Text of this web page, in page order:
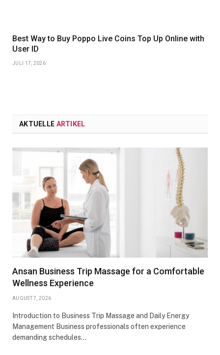
Best Way to Buy Poppo Live Coins Top Up Online with
User ID
JULI 17, 2026
AKTUELLE ARTIKEL
Ansan Business Trip Massage for a Comfortable
Wellness Experience
AUGUST 7, 2026
Introduction to Business Trip Massage and Daily Energy
Management Business professionals often experience
demanding schedules…